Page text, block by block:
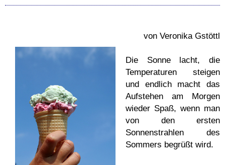
von Veronika Gstöttl
Die Sonne lacht, die
Temperaturen steigen
und endlich macht das
Aufstehen am Morgen
wieder Spaß, wenn man
von den ersten
Sonnenstrahlen des
Sommers begrüßt wird.